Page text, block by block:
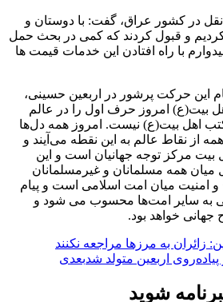
در کشور عراق، گفت: با دوستان و
و قبول کردند که کمی در بحث حمل
با راه افتادن این خدمات قیمت ها
این حرکت پرشور در اربعین حسینی،
بیت(ع) امروز حرف اول را در عالم
اهل بیت(ع) نیست. امروز همه دل‌ها
از نقاط عالم به این نقطه می‌آیند و
بیت مرکز توجه جهانیان است و این
همه مسلمانان و غیرمسلمانان
امنیت میان امت اسلامی است و پیام
به سایر امت‌ها محسوب می شود و
جهانی خواهد بود.
زائران به مرزها مراجعه نکنند
اربعین متولد شدبعدی
شوید